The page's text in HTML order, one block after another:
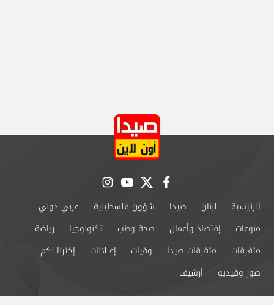
facebook
twitter
youtube
instagram
الرئيسية لبنان صيدا شؤون فلسطينية
عربي دولي
منوعات
إقتصاد وأعمال صحة وطب تكنولوجيا
رياضة
متفرقات
متفرقات صيدا وفيات إعــلانات
إخترنا لكم
صور وفيديو
أرشيف
من نحن
سياسة الخصوصية اتصل بنا